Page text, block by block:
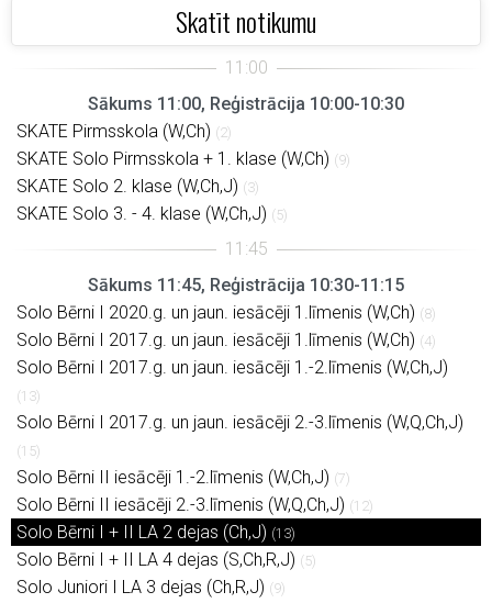
Skatīt notikumu
Sākums 11:00, Reģistrācija 10:00-10:30
SKATE Pirmsskola (W,Ch) (2)
SKATE Solo Pirmsskola + 1. klase (W,Ch) (9)
SKATE Solo 2. klase (W,Ch,J) (3)
SKATE Solo 3. - 4. klase (W,Ch,J) (5)
Sākums 11:45, Reģistrācija 10:30-11:15
Solo Bērni I 2020.g. un jaun. iesācēji 1.līmenis (W,Ch) (8)
Solo Bērni I 2017.g. un jaun. iesācēji 1.līmenis (W,Ch) (4)
Solo Bērni I 2017.g. un jaun. iesācēji 1.-2.līmenis (W,Ch,J)
(13)
Solo Bērni I 2017.g. un jaun. iesācēji 2.-3.līmenis (W,Q,Ch,J)
(15)
Solo Bērni II iesācēji 1.-2.līmenis (W,Ch,J) (7)
Solo Bērni II iesācēji 2.-3.līmenis (W,Q,Ch,J) (12)
Solo Bērni I + II LA 2 dejas (Ch,J) (13)
Solo Bērni I + II LA 4 dejas (S,Ch,R,J) (5)
Solo Juniori I LA 3 dejas (Ch,R,J) (9)